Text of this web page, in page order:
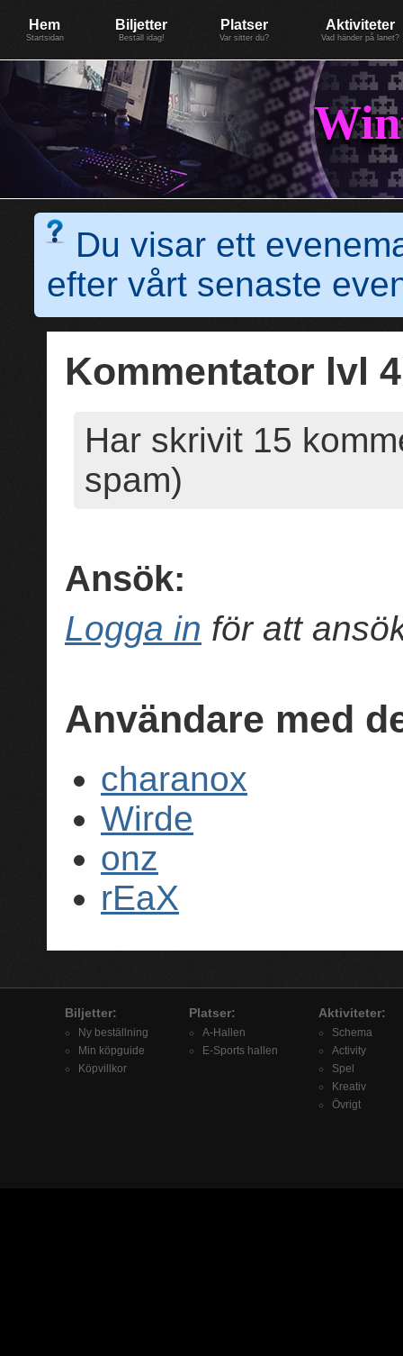
Hem
Startsidan
Biljetter
Beställ idag!
Platser
Var sitter du?
Aktiviteter
Vad händer på lanet?
Du visar ett
efter vårt senaste
Kommentator lvl
Har skrivit 15
spam)
Ansök:
Logga in för att
Användare med
charanox
Wirde
onz
rEaX
Biljetter:
Ny beställning
Min köpguide
Köpvillkor
Platser:
A-Hallen
E-Sports hallen
Aktiviteter:
Schema
Activity
Spel
Kreativ
Övrigt